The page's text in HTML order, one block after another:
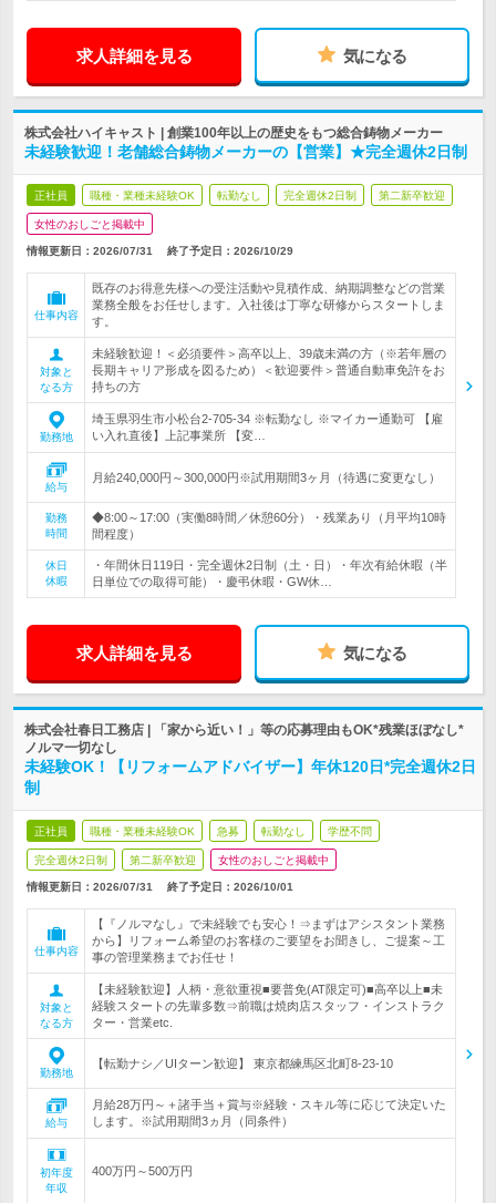
求人詳細を見る 気になる
株式会社ハイキャスト | 創業100年以上の歴史をもつ総合鋳物メーカー
未経験歓迎！老舗総合鋳物メーカーの【営業】★完全週休2日制
正社員 職種・業種未経験OK 転勤なし 完全週休2日制 第二新卒歓迎
女性のおしごと掲載中
情報更新日：2026/07/31 終了予定日： 2026/10/29
仕事内容
既存のお得意先様への受注活動や見積作成、納期調整などの営業
業務全般をお任せします。入社後は丁寧な研修からスタートしま
す。
対象と
なる方
未経験歓迎！＜必須要件＞高卒以上、39歳未満の方（※若年層の
長期キャリア形成を図るため）＜歓迎要件＞普通自動車免許をお
持ちの方
勤務地
埼玉県羽生市小松台2-705-34 ※転勤なし ※マイカー通勤可 【雇
い入れ直後】上記事業所 【変…
給与
月給240,000円～300,000円※試用期間3ヶ月（待遇に変更なし）
勤務
時間
◆8:00～17:00（実働8時間／休憩60分）・残業あり（月平均10時
間程度）
休日
休暇
・年間休日119日・完全週休2日制（土・日）・年次有給休暇（半
日単位での取得可能）・慶弔休暇・GW休…
求人詳細を見る 気になる
株式会社春日工務店 | 「家から近い！」等の応募理由もOK*残業ほぼなし*
ノルマ一切なし
未経験OK！【リフォームアドバイザー】年休120日*完全週休2日
制
正社員 職種・業種未経験OK 急募 転勤なし 学歴不問
完全週休2日制 第二新卒歓迎 女性のおしごと掲載中
情報更新日：2026/07/31 終了予定日： 2026/10/01
仕事内容
【『ノルマなし』で未経験でも安心！⇒まずはアシスタント業務
から】リフォーム希望のお客様のご要望をお聞きし、ご提案～工
事の管理業務までお任せ！
対象と
なる方
【未経験歓迎】人柄・意欲重視■要普免(AT限定可)■高卒以上■未
経験スタートの先輩多数⇒前職は焼肉店スタッフ・インストラク
ター・営業etc.
勤務地
【転勤ナシ／UIターン歓迎】 東京都練馬区北町8-23-10
給与
月給28万円～＋諸手当＋賞与※経験・スキル等に応じて決定いた
します。※試用期間3ヵ月（同条件）
初年度
年収
400万円～500万円